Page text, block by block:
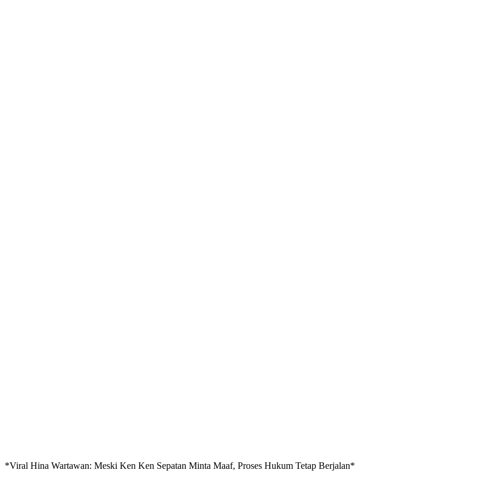
*Viral Hina Wartawan: Meski Ken Ken Sepatan Minta Maaf, Proses Hukum Tetap Berjalan*